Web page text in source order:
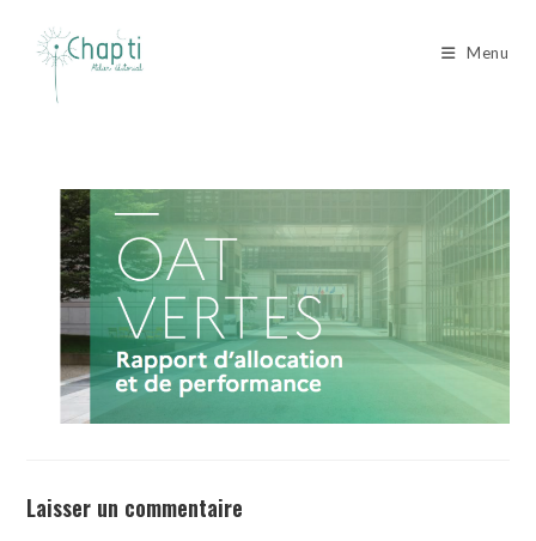
content
Menu
Laisser un commentaire